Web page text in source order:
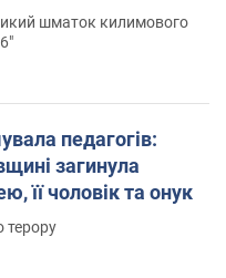
шматок килимового
педагогів:
загинула
її чоловік та онук
терору